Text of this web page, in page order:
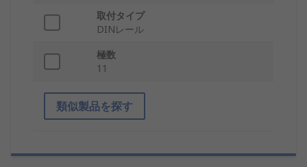
取付タイプ
DINレール
極数
11
類似製品を探す